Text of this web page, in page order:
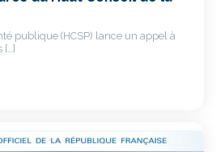
publique (HCSP) lance un appel à
[…]